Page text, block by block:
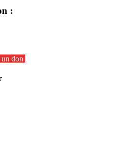
:
don